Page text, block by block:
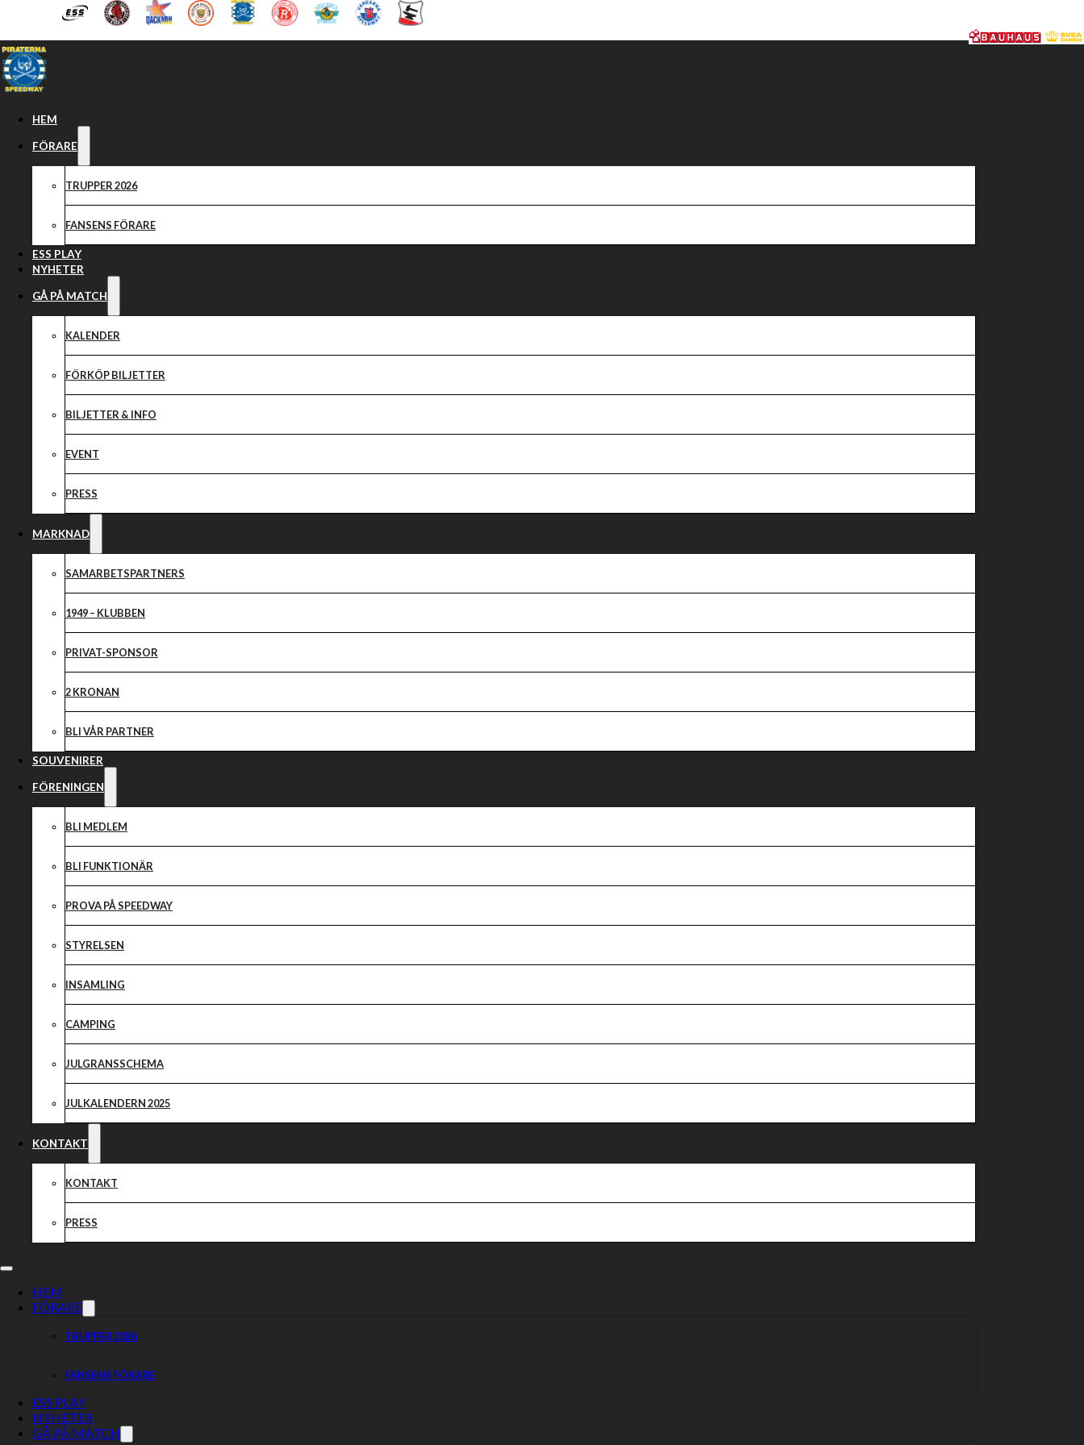
Hoppa till huvudinnehåll Hoppa till sidfot
HEM
FÖRARE
TRUPPER 2026
FANSENS FÖRARE
ESS PLAY
NYHETER
GÅ PÅ MATCH
KALENDER
FÖRKÖP BILJETTER
BILJETTER & INFO
EVENT
PRESS
MARKNAD
SAMARBETSPARTNERS
1949 – KLUBBEN
PRIVAT-SPONSOR
2 KRONAN
BLI VÅR PARTNER
SOUVENIRER
FÖRENINGEN
BLI MEDLEM
BLI FUNKTIONÄR
PROVA PÅ SPEEDWAY
STYRELSEN
INSAMLING
CAMPING
JULGRANSSCHEMA
JULKALENDERN 2025
KONTAKT
KONTAKT
PRESS
HEM
FÖRARE
TRUPPER 2026
FANSENS FÖRARE
ESS PLAY
NYHETER
GÅ PÅ MATCH
Hett och oerhört viktigt
östgötaderby väntar i afton.